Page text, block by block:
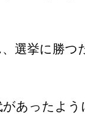
、選挙に勝つ
あったよ